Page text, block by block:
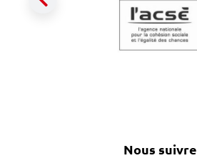
Précédent
Nous suivre